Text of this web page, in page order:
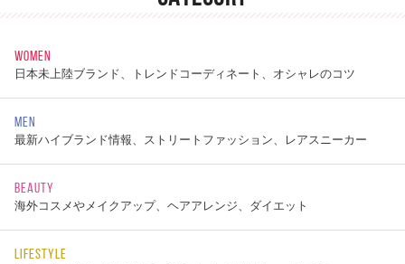
WOMEN
日本未上陸ブランド、トレンドコーディネート、オシャレのコツ
MEN
最新ハイブランド情報、ストリートファッション、レアスニーカー
BEAUTY
海外コスメやメイクアップ、ヘアアレンジ、ダイエット
LIFESTYLE